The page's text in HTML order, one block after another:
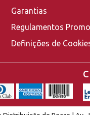
Garantias
Regulamentos
Definições de